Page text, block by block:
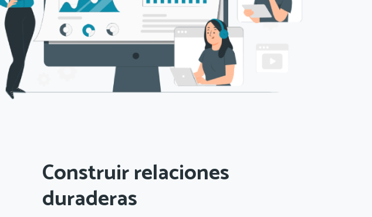
Construir relaciones
duraderas